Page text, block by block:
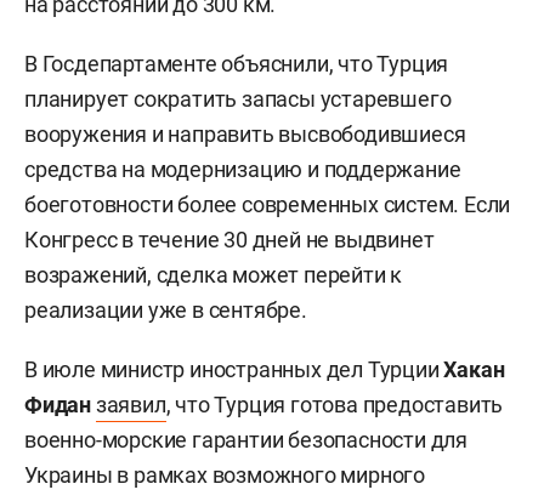
В Госдепартаменте объяснили, что Турция
планирует сократить запасы устаревшего
вооружения и направить высвободившиеся
средства на модернизацию и поддержание
боеготовности более современных систем. Если
Конгресс в течение 30 дней не выдвинет
возражений, сделка может перейти к
реализации уже в сентябре.
В июле министр иностранных дел ТурцииХакан
Фиданзаявил, что Турция готова предоставить
военно-морские гарантии безопасности для
Украины в рамках возможного мирного